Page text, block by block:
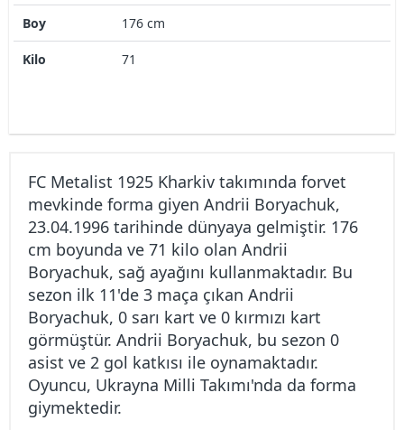
Boy 176 cm
Kilo 71
FC Metalist 1925 Kharkiv takımında forvet
mevkinde forma giyen Andrii Boryachuk,
23.04.1996 tarihinde dünyaya gelmiştir. 176
cm boyunda ve 71 kilo olan Andrii
Boryachuk, sağ ayağını kullanmaktadır. Bu
sezon ilk 11'de 3 maça çıkan Andrii
Boryachuk, 0 sarı kart ve 0 kırmızı kart
görmüştür. Andrii Boryachuk, bu sezon 0
asist ve 2 gol katkısı ile oynamaktadır.
Oyuncu, Ukrayna Milli Takımı'nda da forma
giymektedir.